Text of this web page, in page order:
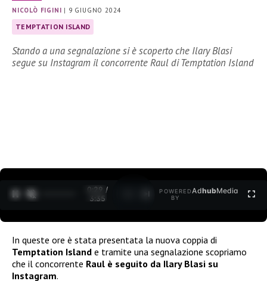
NICOLÒ FIGINI | 9 GIUGNO 2024
TEMPTATION ISLAND
Stando a una segnalazione si è scoperto che Ilary Blasi
segue su Instagram il concorrente Raul di Temptation Island
0:30 /
3:35
POWERED
BY
AdhubMedia
In queste ore è stata presentata la nuova coppia di
Temptation Island e tramite una segnalazione scopriamo
che il concorrente Raul è seguito da Ilary Blasi su
Instagram.